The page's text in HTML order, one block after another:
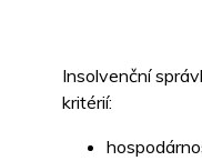
Insolvenční
kritérií: